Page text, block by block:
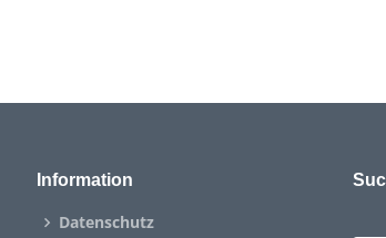
Information
Datenschutz